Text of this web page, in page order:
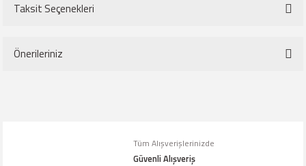
Taksit Seçenekleri
Önerileriniz
Görüş ve önerileriniz için teşekkür ederiz.Tüm Alışverişlerinizde
Güvenli Alışveriş